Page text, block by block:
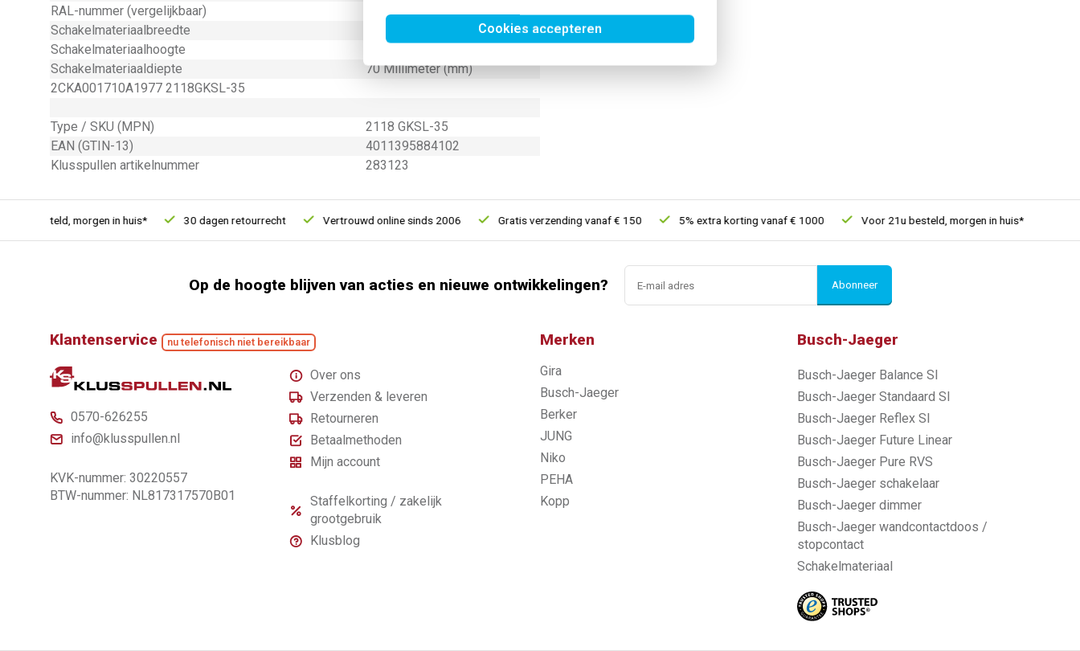
Cookies accepteren
RAL-nummer (vergelijkbaar)
7021
Schakelmateriaalbreedte
Schakelmateriaalhoogte
Schakelmateriaaldiepte
70 Millimeter (mm)
2CKA001710A1977 2118GKSL-35
Type / SKU (MPN)
2118 GKSL-35
EAN (GTIN-13)
4011395884102
Klusspullen artikelnummer
283123
besteld, morgen in huis* 30 dagen retourrecht Vertrouwd online sinds 2006 Gratis verzending vanaf € 150 5% extra korting vanaf € 1000 Voor 21u besteld, morgen in huis*
Op de hoogte blijven van acties en nieuwe ontwikkelingen? Abonneer
Klantenservice nu telefonisch niet bereikbaar
0570-626255
info@klusspullen.nl
KVK-nummer: 30220557
BTW-nummer: NL817317570B01
Over ons
Verzenden & leveren
Retourneren
Betaalmethoden
Mijn account
Staffelkorting / zakelijk
grootgebruik
Klusblog
Merken
Gira
Busch-Jaeger
Berker
JUNG
Niko
PEHA
Kopp
Busch-Jaeger
Busch-Jaeger Balance SI
Busch-Jaeger Standaard SI
Busch-Jaeger Reflex SI
Busch-Jaeger Future Linear
Busch-Jaeger Pure RVS
Busch-Jaeger schakelaar
Busch-Jaeger dimmer
Busch-Jaeger wandcontactdoos /
stopcontact
Schakelmateriaal